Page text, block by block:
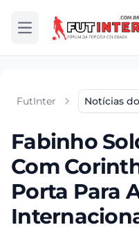
Abrir menu
FutInter Notícias
Fabinho
Com
Porta Para